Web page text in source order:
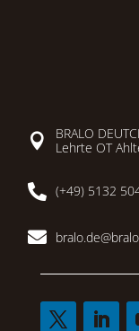

BRALO
Lehrte OT
 (+49) 5132
